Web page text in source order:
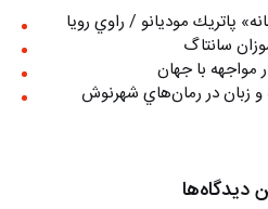
پاتريك موديانو / راوي رويا
سانتاگ
مواجهه با جهان
و زبان در رمان‌هاي شهرنوش
دیدگاه‌ها